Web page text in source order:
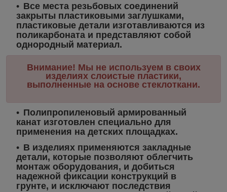
Все места резьбовых соединений
закрыты пластиковыми заглушками,
пластиковые детали изготавливаются из
поликарбоната и представляют собой
однородный материал.
Внимание! Мы не используем в своих
изделиях слоистые пластики,
выполненные на основе стеклоткани.
Полипропиленовый армированный
канат изготовлен специально для
применения на детских площадках.
В изделиях применяются закладные
детали, которые позволяют облегчить
монтаж оборудования, и добиться
надежной фиксации конструкций в
грунте, и исключают последствия